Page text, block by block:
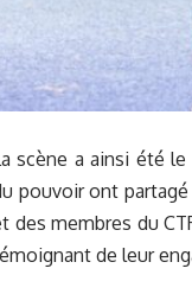
scène a ainsi été
pouvoir ont
des membres du
de leur